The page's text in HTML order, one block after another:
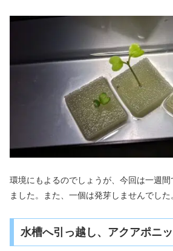
環境にもよるのでしょうが、今回は一週
ました。また、一個は発芽しませんでした
水槽へ引っ越し、アクアポニ